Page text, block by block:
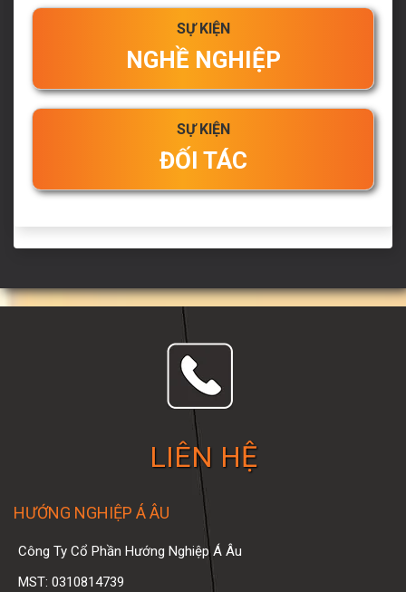
SỰ KIỆN
NGHỀ NGHIỆP
SỰ KIỆN
ĐỐI TÁC
LIÊN HỆ
HƯỚNG NGHIỆP Á ÂU
Công Ty Cổ Phần Hướng Nghiệp Á Âu
MST: 0310814739